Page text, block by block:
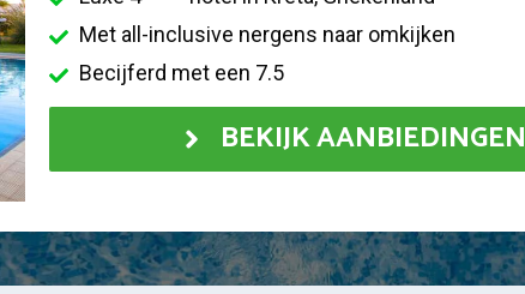
Met all-inclusive nergens naar omkijken
Becijferd met een 7.5
BEKIJK AANBIEDINGEN